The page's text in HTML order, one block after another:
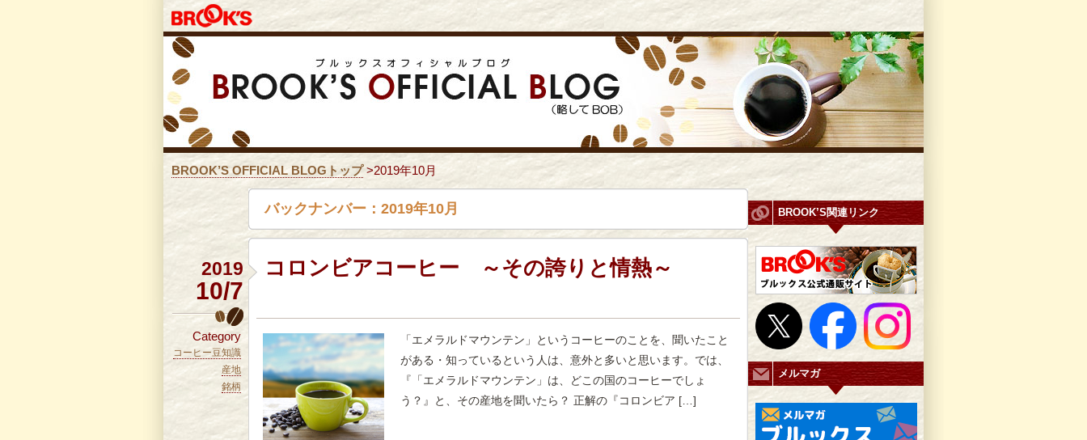
BROOK’S OFFICIAL BLOGトップ>2019年10月
バックナンバー：2019年10月
2019
10/7
Category
コーヒー豆知識
産地
銘柄
コロンビアコーヒー ～その誇りと情熱～
「エメラルドマウンテン」というコーヒーのことを、聞いたこと
がある・知っているという人は、意外と多いと思います。では、
『「エメラルドマウンテン」は、どこの国のコーヒーでしょ
う？』と、その産地を聞いたら？ 正解の『コロンビア […]
BROOK’S関連リンク
メルマガ